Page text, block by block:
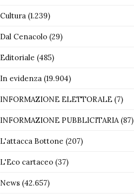
Cultura(1.239)
Dal Cenacolo(29)
Editoriale (485)
In evidenza(19.904)
INFORMAZIONE ELETTORALE(7)
INFORMAZIONE PUBBLICITARIA(87)
L'attacca Bottone (207)
L'Eco cartaceo(37)
News(42.657)